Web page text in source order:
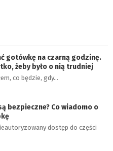
gotówkę na czarną godzinę.
żeby było o nią trudniej
co będzie, gdy…
bezpieczne? Co wiadomo o
dostęp do części